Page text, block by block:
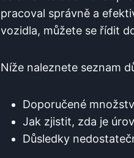
pracoval správně a
vozidla, můžete se řídit
Níže naleznete seznam
Doporučené
Jak zjistit, zda je
Důsledky